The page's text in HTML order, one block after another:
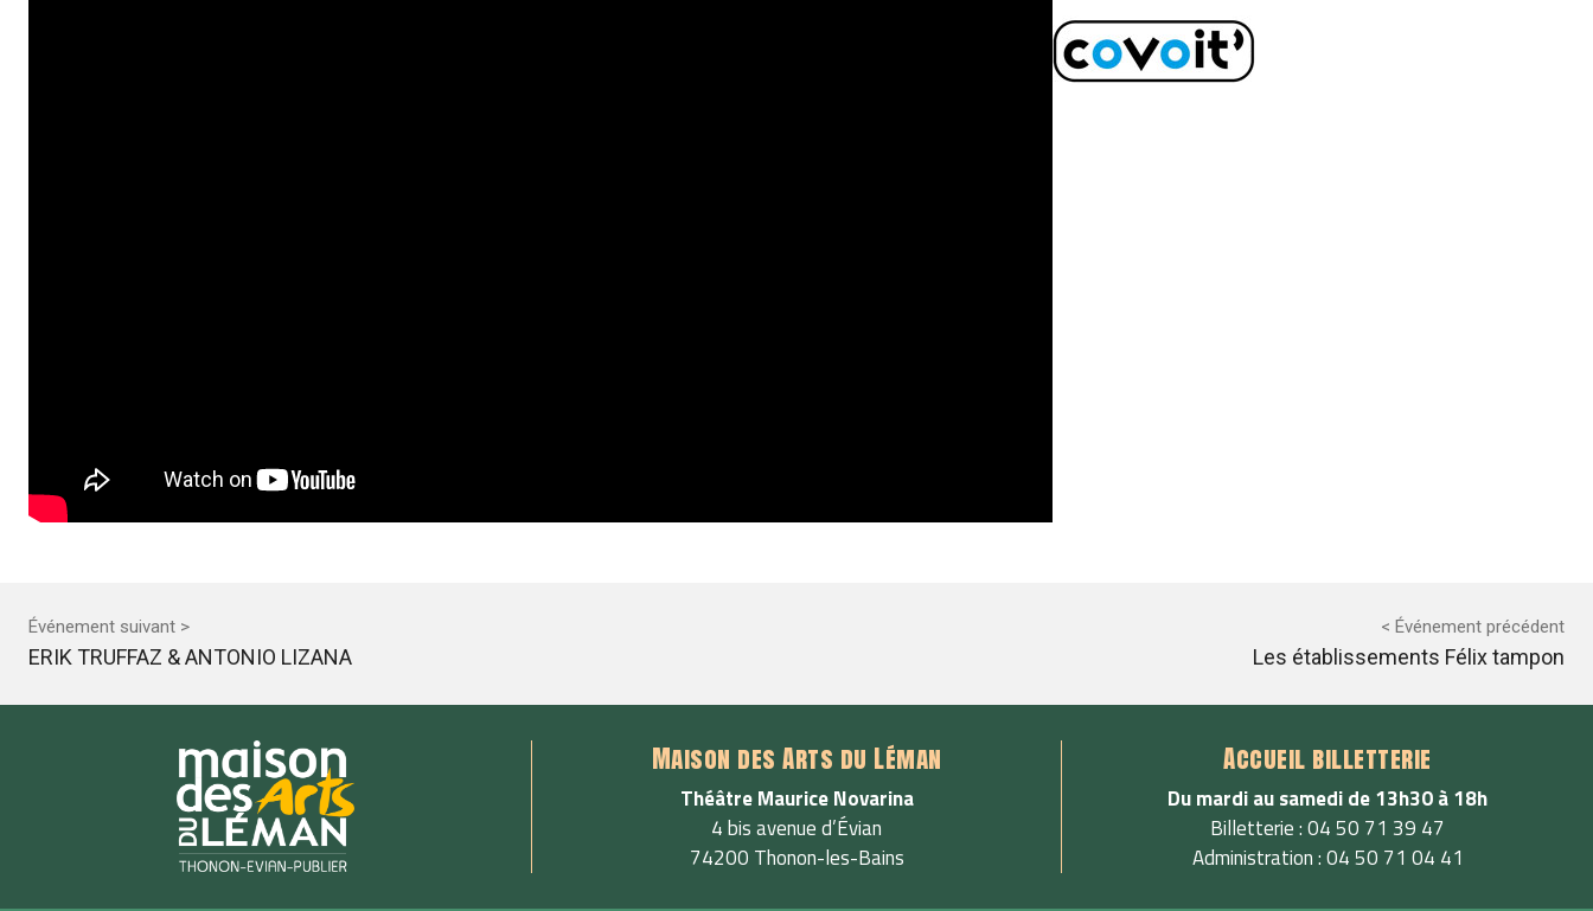
Événement suivant >
ERIK TRUFFAZ & ANTONIO LIZANA
< Événement précédent
Les établissements Félix tampon
Maison des Arts du Léman
Théâtre Maurice Novarina
4 bis avenue d’Évian
74200 Thonon-les-Bains
Accueil billetterie
Du mardi au samedi de 13h30 à 18h
Billetterie : 04 50 71 39 47
Administration : 04 50 71 04 41